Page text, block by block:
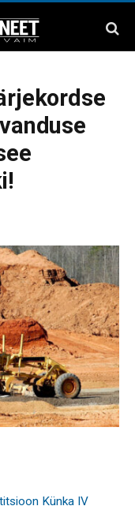
Künka IV